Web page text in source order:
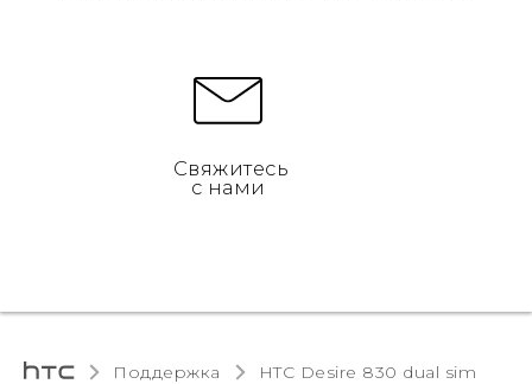
Свяжитесь
с нами
Поддержка HTC Desire 830 dual sim‎